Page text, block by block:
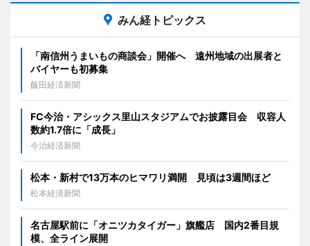
みん経トピックス
「南信州うまいもの商談会」開催へ 遠州地域の出展者と
バイヤーも初募集
飯田経済新聞
FC今治・アシックス里山スタジアムでお披露目会 収容人
数約1.7倍に「成長」
今治経済新聞
松本・新村で13万本のヒマワリ満開 見頃は3週間ほど
松本経済新聞
名古屋駅前に「オニツカタイガー」旗艦店 国内2番目規
模、全ライン展開